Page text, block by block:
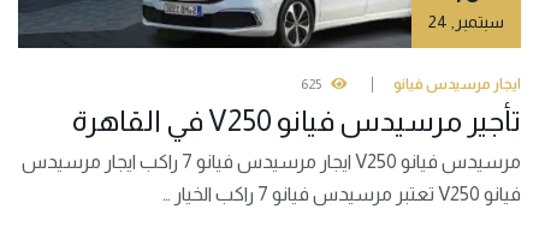
سبتمبر ,
ايجار مرسيدس فيانو 625
تأجير مرسيدس فيانو V250 في القاهرة
مرسيدس فيانو V250 ايجار مرسيدس فيانو 7 راكب ايجار مرسيدس
فيانو V250 تعتبر مرسيدس فيانو 7 راكب الخيار …